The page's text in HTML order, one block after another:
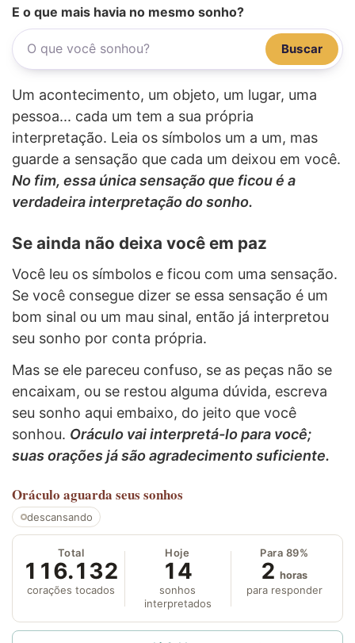
E o que mais havia no mesmo sonho?
Buscar
Um acontecimento, um objeto, um lugar, uma
pessoa... cada um tem a sua própria
interpretação. Leia os símbolos um a um, mas
guarde a sensação que cada um deixou em você.
No fim, essa única sensação que ficou é a
verdadeira interpretação do sonho.
Se ainda não deixa você em paz
Você leu os símbolos e ficou com uma sensação.
Se você consegue dizer se essa sensação é um
bom sinal ou um mau sinal, então já interpretou
seu sonho por conta própria.
Mas se ele pareceu confuso, se as peças não se
encaixam, ou se restou alguma dúvida, escreva
seu sonho aqui embaixo, do jeito que você
sonhou. Oráculo vai interpretá-lo para você;
suas orações já são agradecimento suficiente.
Oráculo aguarda seus sonhos
descansando
Total
116.132
corações tocados
Hoje
14
sonhos
interpretados
Para 89%
2 horas
para responder